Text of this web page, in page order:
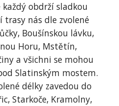
obdrží sladkou
nás dle zvolené
Boušínskou lávku,
Horu, Mstětín,
a všichni se mohou
Slatinským mostem.
délky zavedou do
Starkoče, Kramolny,